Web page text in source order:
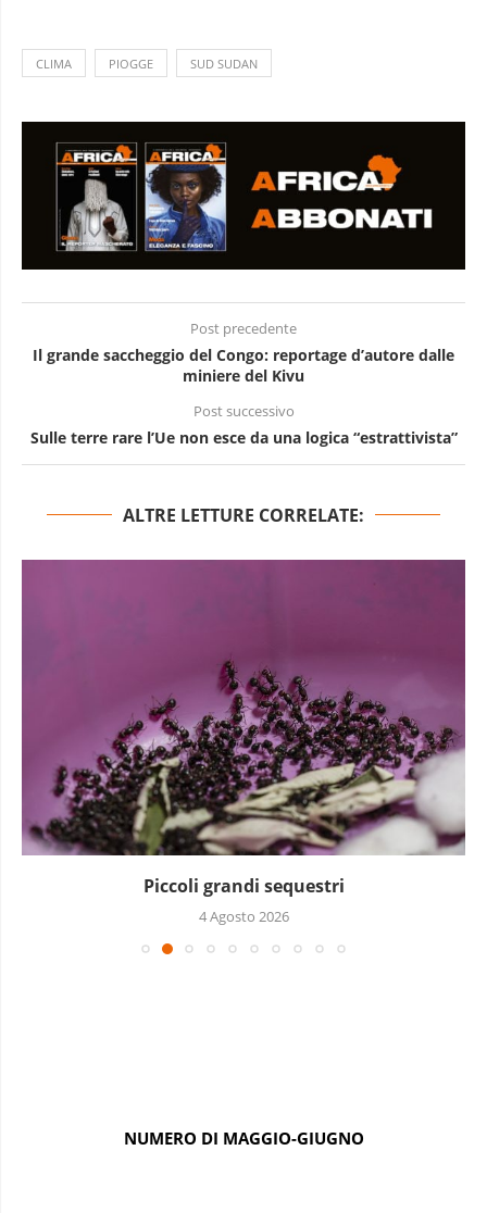
CLIMA PIOGGE SUD SUDAN
Post precedente
Il grande saccheggio del Congo: reportage d’autore dalle
miniere del Kivu
Post successivo
Sulle terre rare l’Ue non esce da una logica “estrattivista”
ALTRE LETTURE CORRELATE:
Piccoli grandi sequestri
4 Agosto 2026
NUMERO DI MAGGIO-GIUGNO